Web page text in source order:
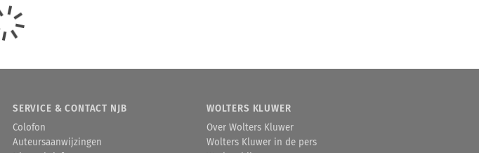
SERVICE & CONTACT NJB
Colofon
Auteursaanwijzingen
WOLTERS KLUWER
Over Wolters Kluwer
Wolters Kluwer in de pers